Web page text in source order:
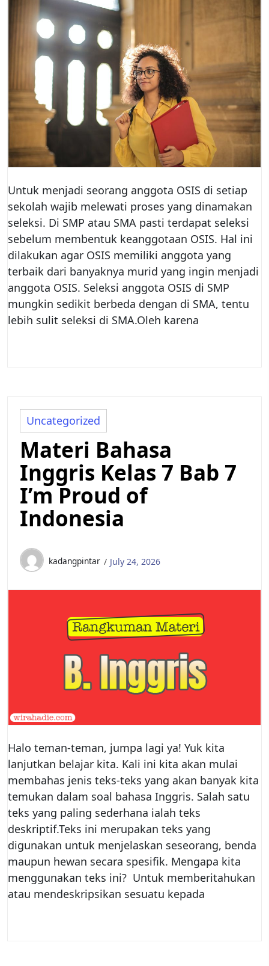
Untuk menjadi seorang anggota OSIS di setiap
sekolah wajib melewati proses yang dinamakan
seleksi. Di SMP atau SMA pasti terdapat seleksi
sebelum membentuk keanggotaan OSIS. Hal ini
dilakukan agar OSIS memiliki anggota yang
terbaik dari banyaknya murid yang ingin menjadi
anggota OSIS. Seleksi anggota OSIS di SMP
mungkin sedikit berbeda dengan di SMA, tentu
lebih sulit seleksi di SMA.Oleh karena
Uncategorized
Materi Bahasa
Inggris Kelas 7 Bab 7
I’m Proud of
Indonesia
kadangpintar July 24, 2026
Halo teman-teman, jumpa lagi ya! Yuk kita
lanjutkan belajar kita. Kali ini kita akan mulai
membahas jenis teks-teks yang akan banyak kita
temukan dalam soal bahasa Inggris. Salah satu
teks yang paling sederhana ialah teks
deskriptif.Teks ini merupakan teks yang
digunakan untuk menjelaskan seseorang, benda
maupun hewan secara spesifik. Mengapa kita
menggunakan teks ini? Untuk memberitahukan
atau mendeskripsikan sesuatu kepada